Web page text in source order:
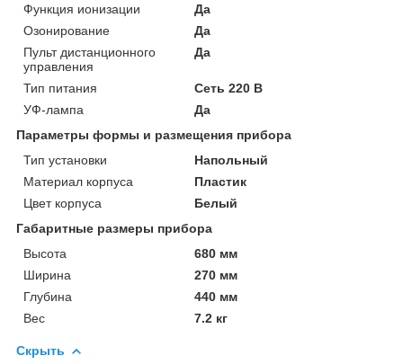
Функция ионизации
Да
Озонирование
Да
Пульт дистанционного
управления
Да
Тип питания
Сеть 220 В
УФ-лампа
Да
Параметры формы и размещения прибора
Тип установки
Напольный
Материал корпуса
Пластик
Цвет корпуса
Белый
Габаритные размеры прибора
Высота
680 мм
Ширина
270 мм
Глубина
440 мм
Вес
7.2 кг
Скрыть